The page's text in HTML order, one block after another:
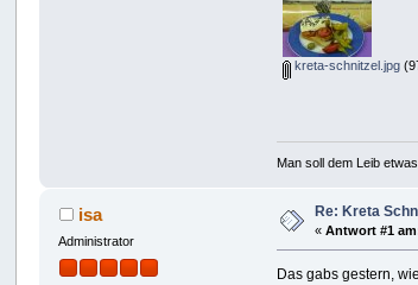
kreta-schnitzel.jpg
Man soll dem Leib
isa
Administrator
Re: Kreta
«Antwort #1
Das gabs gestern,